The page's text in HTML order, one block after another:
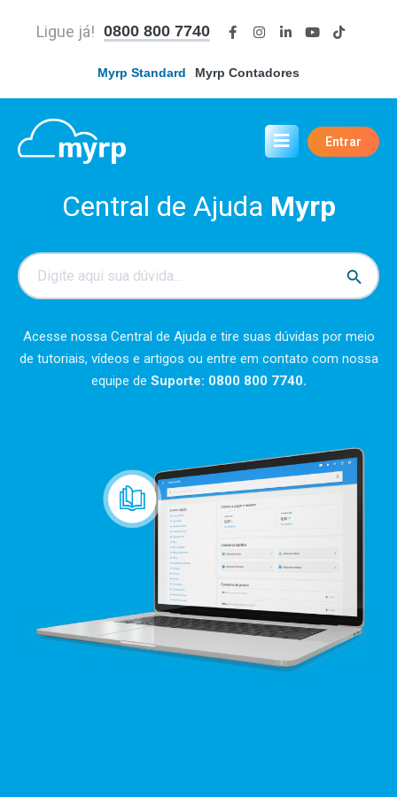
Ligue já! 0800 800 7740
Myrp Standard Myrp Contadores
Entrar
Central de Ajuda Myrp
Search
for:
Search Button
Acesse nossa Central de Ajuda e tire suas dúvidas por meio
de tutoriais, vídeos e artigos ou entre em contato com nossa
equipe de Suporte: 0800 800 7740.